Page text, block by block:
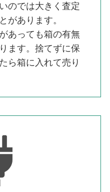
のでは大きく査定
があります。
あっても箱の有無
ます。捨てずに保
ら箱に入れて売り